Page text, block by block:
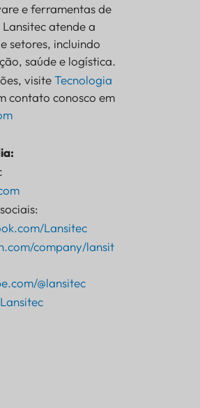
e ferramentas de
atende a
setores, incluindo
saúde e logística.
visiteTecnologia
contato conosco em
Lansitec
company/lansit
@lansitec